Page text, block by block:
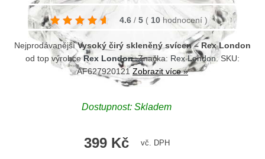
4.6 / 5 ( 10 hodnocení )
NejprodávanějšíVysoký čirý skleněný svícen – Rex London
od top výrobceRex London. Značka: Rex London. SKU:
AF627920121 Zobrazit více »
Dostupnost: Skladem
399 Kč vč. DPH